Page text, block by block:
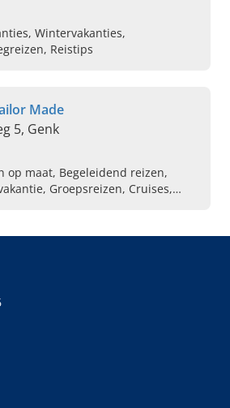
Wintervakanties,
Reistips
Made
5, Genk
op maat, Begeleidend reizen,
Groepsreizen, Cruises,